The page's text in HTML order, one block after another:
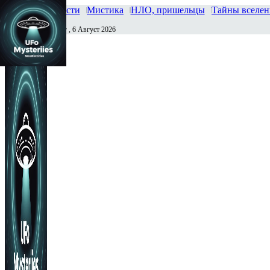
Главная Новости Мистика НЛО, пришельцы Тайны
Сегодня Четверг , 6 Август 2026